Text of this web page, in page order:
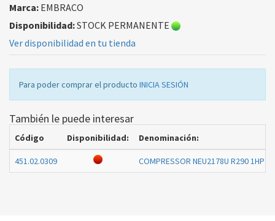
Marca: EMBRACO
Disponibilidad:STOCK PERMANENTE
Ver disponibilidad en tu tienda
Para poder comprar el producto INICIA SESIÓN
También le puede interesar
Código Disponibilidad: Denominación:
451.02.0309 COMPRESSOR NEU2178U R290 1HP